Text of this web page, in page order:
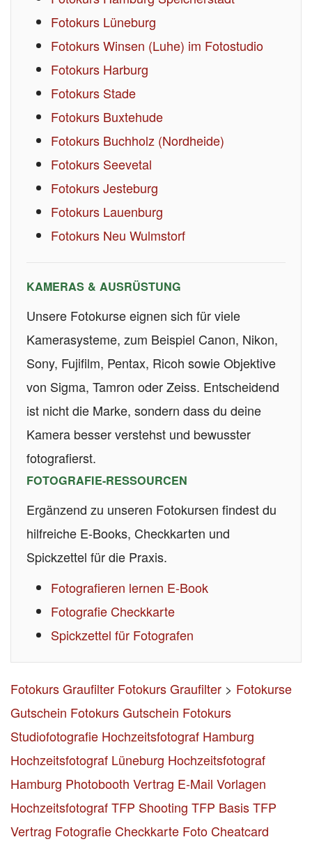
Fotokurs Lüneburg
Fotokurs Winsen (Luhe) im Fotostudio
Fotokurs Harburg
Fotokurs Stade
Fotokurs Buxtehude
Fotokurs Buchholz (Nordheide)
Fotokurs Seevetal
Fotokurs Jesteburg
Fotokurs Lauenburg
Fotokurs Neu Wulmstorf
KAMERAS & AUSRÜSTUNG
Unsere Fotokurse eignen sich für viele
Kamerasysteme, zum Beispiel Canon, Nikon,
Sony, Fujifilm, Pentax, Ricoh sowie Objektive
von Sigma, Tamron oder Zeiss. Entscheidend
ist nicht die Marke, sondern dass du deine
Kamera besser verstehst und bewusster
fotografierst.
FOTOGRAFIE-RESSOURCEN
Ergänzend zu unseren Fotokursen findest du
hilfreiche E-Books, Checkkarten und
Spickzettel für die Praxis.
Fotografieren lernen E-Book
Fotografie Checkkarte
Spickzettel für Fotografen
Fotokurs Graufilter Fotokurs Graufilter > Fotokurse
Gutschein Fotokurs Gutschein Fotokurs
Studiofotografie Hochzeitsfotograf Hamburg
Hochzeitsfotograf Lüneburg Hochzeitsfotograf
Hamburg Photobooth Vertrag E-Mail Vorlagen
HochzeitsfotografTFP Shooting TFP BasisTFP
Vertrag Fotografie Checkkarte Foto Cheatcard